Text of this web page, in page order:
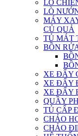
LÒ
LÒ
MÁY
CỦ QUẢ
TỦ MÁT
BỒN
XE ĐẨY
XE ĐẨY
XE ĐẨY
QUẦY
TỦ CẤP
CHẢO
CHẢO